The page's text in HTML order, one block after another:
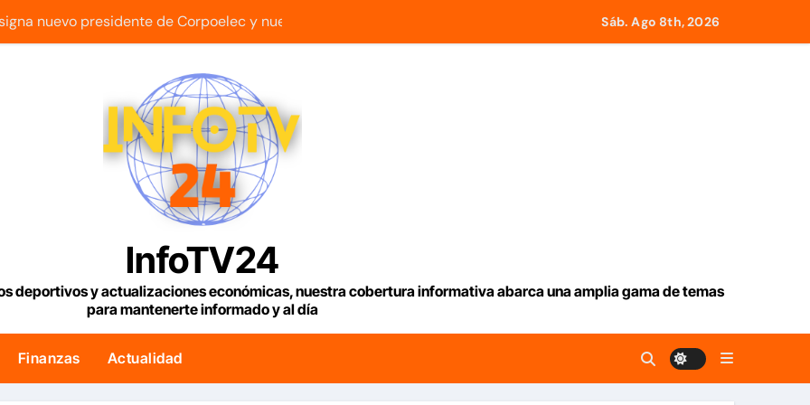
nuevo presidente de Corpoelec y nuevo viceministro de Servicios Eléctricos
ninguna transición sino una ocupación a la fuerza
Gas de Manatee de Compañía Nacional de Gas de Trinidad y Tobago
2 outs en la 9na y superan 3-2 a Bravos en 10 innings tras larga lluvia
con armas de alta precisión contra la industria militar en Kiev
fin a la causa contra la exjuex Afiuni
en Venezuela entre el gobierno y la oposición
Sáb. Ago 8th, 2026
InfoTV24
deportivos y actualizaciones económicas, nuestra cobertura informativa abarca una amplia gama de temas
para mantenerte informado y al día
Finanzas Actualidad